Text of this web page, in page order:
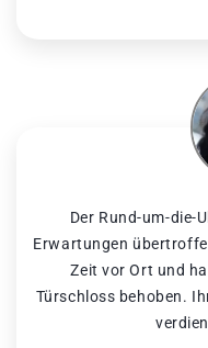
Der Rund-um-die-
Erwartungen
Zeit vor Ort und
Türschloss behoben.